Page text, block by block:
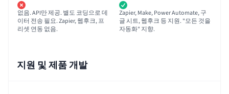
없음. API만 제공. 별도 코딩으로 데
이터 전송 필요. Zapier, 웹후크, 프
리셋 연동 없음.
Zapier, Make, Power Automate, 구
글 시트, 웹후크 등 지원. "모든 것을
자동화" 지향.
지원 및 제품 개발